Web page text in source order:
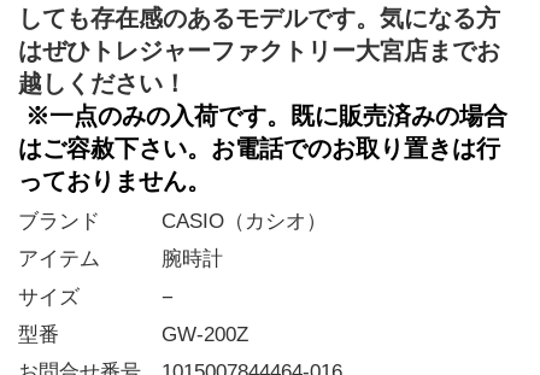
しても存在感のあるモデルです。気になる方
はぜひトレジャーファクトリー大宮店までお
越しください！
※一点のみの入荷です。既に販売済みの場合
はご容赦下さい。お電話でのお取り置きは行
っておりません。
ブランド   CASIO（カシオ）
アイテム   腕時計
サイズ    −
型番     GW-200Z